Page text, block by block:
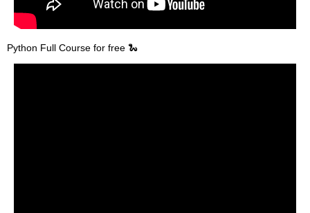
Python Full Course for free 🐍